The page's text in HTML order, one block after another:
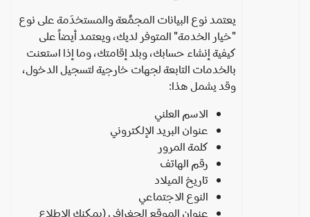
يعتمد نوع البيانات المجمَّعة والمستخدَمة على نوع
"خيار الخدمة" المتوفر لديك، ويعتمد أيضاً على
كيفية إنشاء حسابك، وبلد إقامتك، وما إذا استعنت
بالخدمات التابعة لجهات خارجية لتسجيل الدخول،
وقد يشمل هذا:
الاسم العلني
عنوان البريد الإلكتروني
كلمة المرور
رقم الهاتف
تاريخ الميلاد
النوع الاجتماعي
عنوان الموقع الجغرافي (يمكنك الاطلاع